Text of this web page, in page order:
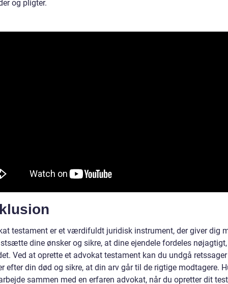
og pligter.
testament er et værdifuldt juridisk instrument, der giver dig
dine ønsker og sikre, at dine ejendele fordeles
Ved at oprette et advokat testament kan du undgå
efter din død og sikre, at din arv går til de rigtige modtagere.
sammen med en erfaren advokat, når du opretter dit